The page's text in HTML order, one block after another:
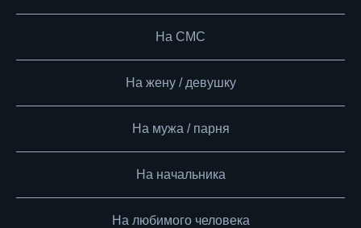
На СМС
На жену / девушку
На мужа / парня
На начальника
На любимого человека